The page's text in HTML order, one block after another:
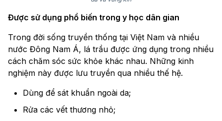
Được sử dụng phổ biến trong y học dân gian
Trong đời sống truyền thống tại Việt Nam và nhiều
nước Đông Nam Á, lá trầu được ứng dụng trong nhiều
cách chăm sóc sức khỏe khác nhau. Những kinh
nghiệm này được lưu truyền qua nhiều thế hệ.
Dùng để sát khuẩn ngoài da;
Rửa các vết thương nhỏ;